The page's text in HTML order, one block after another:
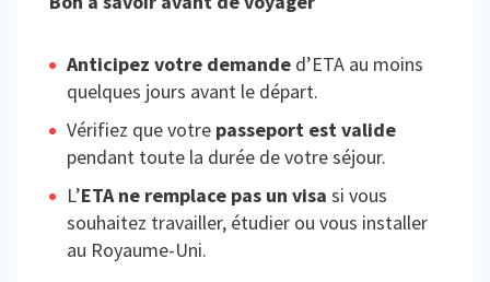
Anticipez votre demande d’ETA au moins
quelques jours avant le départ.
Vérifiez que votre passeport est valide
pendant toute la durée de votre séjour.
L’ETA ne remplace pas un visa si vous
souhaitez travailler, étudier ou vous installer
au Royaume-Uni.